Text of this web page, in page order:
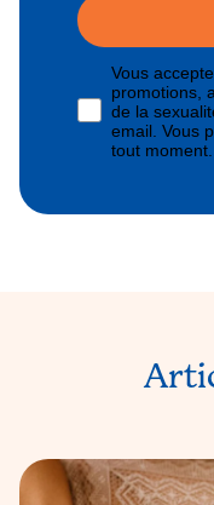
Vous
promotions,
de la
email. Vous
tout moment.